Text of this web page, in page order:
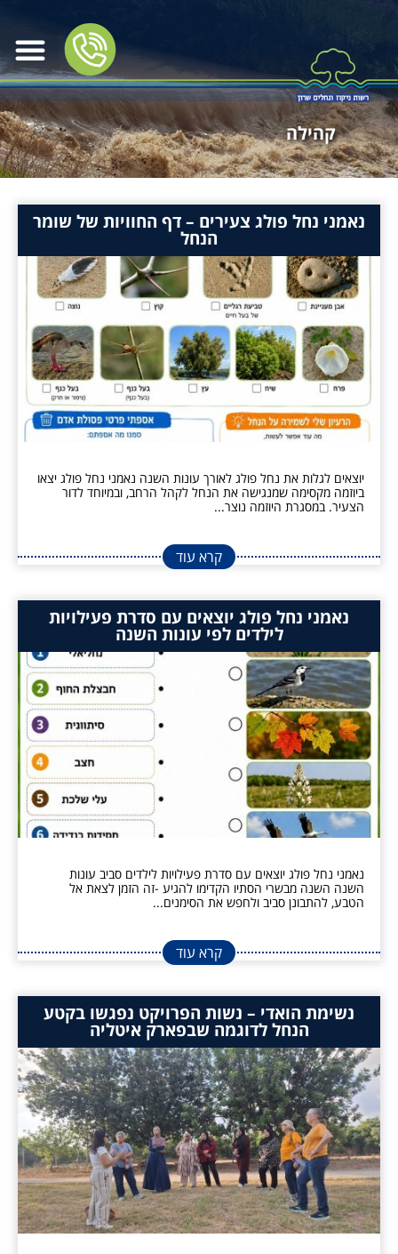
קהילה
נאמני נחל פולג צעירים – דף החוויות של שומר
הנחל
יוצאים לגלות את נחל פולג לאורך עונות השנה נאמני נחל פולג יצאו
ביוזמה מקסימה שמנגישה את הנחל לקהל הרחב, ובמיוחד לדור
הצעיר. במסגרת היוזמה נוצר...
קרא עוד
נאמני נחל פולג יוצאים עם סדרת פעילויות
לילדים לפי עונות השנה
נאמני נחל פולג יוצאים עם סדרת פעילויות לילדים סביב עונות
השנה השנה מבשרי הסתיו הקדימו להגיע -זה הזמן לצאת אל
הטבע, להתבונן סביב ולחפש את הסימנים...
קרא עוד
נשימת הואדי – נשות הפרויקט נפגשו בקטע
הנחל לדוגמה שבפארק איטליה